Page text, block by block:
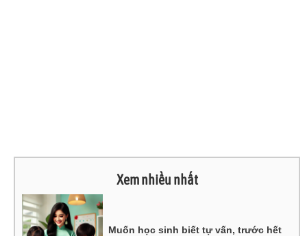
Xem nhiều nhất
Muốn học sinh biết tự vấn, trước hết